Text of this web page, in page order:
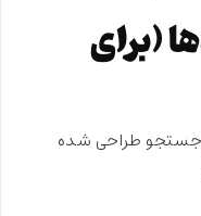
(برای
جستجو طراحی شده